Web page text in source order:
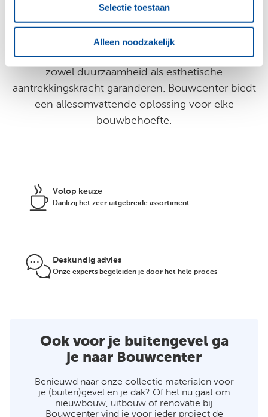
Selectie toestaan
Alleen noodzakelijk
Bij het kiezen van gevelbekleding, dakpannen en
gevelstenen voor een bouwproject is Bouwcenter
de ideale keuze. V anwege ons uitgebreide
assortiment van hoogwaardige materialen die
zowel duurzaamheid als esthetische
aantrekkingskracht garanderen. Bouwcenter biedt
een allesomvattende oplossing voor elke
bouwbehoefte.
Volop keuze
Dankzij het zeer uitgebreide assortiment
Deskundig advies
Onze experts begeleiden je door het hele proces
Ook voor je buitengevel ga
je naar Bouwcenter
Benieuwd naar onze collectie materialen voor
je (buiten)gevel en je dak? Of het nu gaat om
nieuwbouw, uitbouw of renovatie bij
Bouwcenter vind je voor ieder project de